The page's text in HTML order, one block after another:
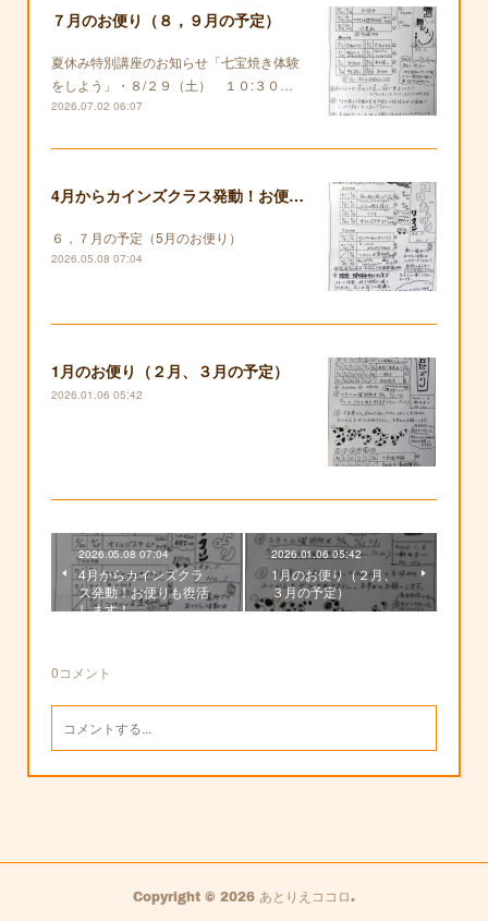
７月のお便り（８，９月の予定）
夏休み特別講座のお知らせ「七宝焼き体験
をしよう」・８/２９（土） １０:３０…
2026.07.02 06:07
4月からカインズクラス発動！お便りも復活します！
６，７月の予定（5月のお便り）
2026.05.08 07:04
1月のお便り（２月、３月の予定）
2026.01.06 05:42
2026.05.08 07:04
4月からカインズクラ
ス発動！お便りも復活
します！
2026.01.06 05:42
1月のお便り（２月、
３月の予定）
0コメント
Copyright © 2026 あとりえココロ.